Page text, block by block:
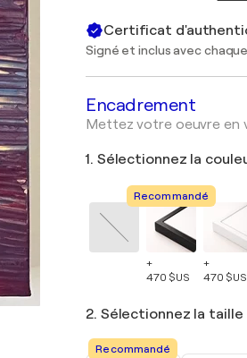
Certificat
Signé et inclus avec
Encadrement
Mettez votre oeuvre en
1. Sélectionnez la
Recommandé
+
470 $US
+
470 $US
2. Sélectionnez la taille
Recommandé